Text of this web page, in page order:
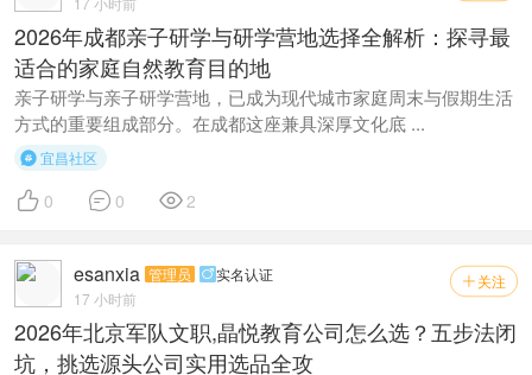
2026年成都亲子研学与研学营地选择全解析：探寻最
适合的家庭自然教育目的地
亲子研学与亲子研学营地，已成为现代城市家庭周末与假期生活
方式的重要组成部分。在成都这座兼具深厚文化底 ...
宜昌社区
 0  0 2
 关注
esanxia 管理员 实名认证
17 小时前
2026年北京军队文职,晶悦教育公司怎么选？五步法闭
坑，挑选源头公司实用选品全攻